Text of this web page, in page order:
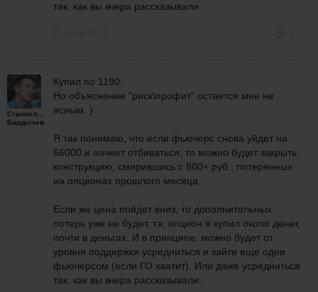
так, как вы вчера рассказывали.
Станислав
Бардычев
Купил по 1190.
Но объяснение "риск\профит" остается мне не
ясным. )
Я так понимаю, что если фьючерс снова уйдет на
66000 и начнет отбиваться, то можно будет закрыть
конструкцию, смирившись с 800+ руб., потерянных
на опционах прошлого месяца.
Если же цена пойдет вниз, то дополнительных
потерь уже не будет, т.к. опцион я купил около денег,
почти в деньгах. И в принципе, можно будет от
уровня поддержки усредниться и зайти еще одни
фьючерсом (если ГО хватит). Или даже усредниться
так, как вы вчера рассказывали.